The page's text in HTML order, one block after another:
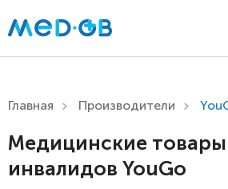
Главная Производители
Медицинские
инвалидов YouGo